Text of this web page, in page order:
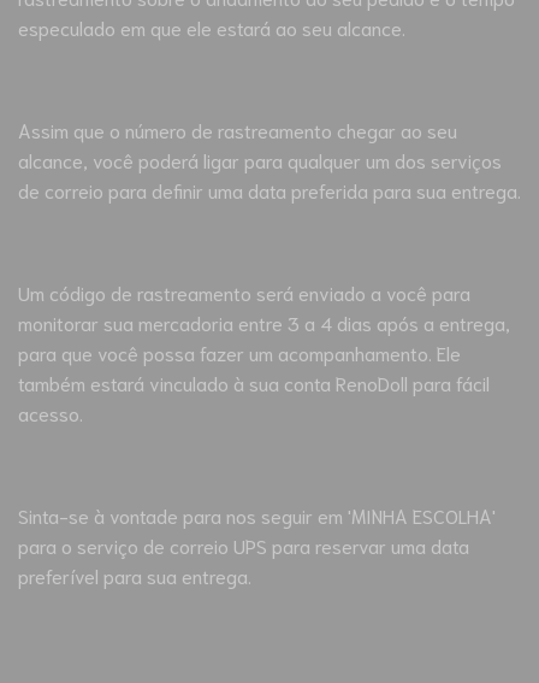
especulado em que ele estará ao seu alcance.
Assim que o número de rastreamento chegar ao seu
alcance, você poderá ligar para qualquer um dos serviços
de correio para definir uma data preferida para sua entrega.
Um código de rastreamento será enviado a você para
monitorar sua mercadoria entre 3 a 4 dias após a entrega,
para que você possa fazer um acompanhamento. Ele
também estará vinculado à sua conta RenoDoll para fácil
acesso.
Sinta-se à vontade para nos seguir em 'MINHA ESCOLHA'
para o serviço de correio UPS para reservar uma data
preferível para sua entrega.